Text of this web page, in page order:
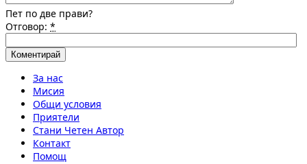
Пет по две прави?
Отговор: *
За нас
Мисия
Общи условия
Приятели
Стани Четен Автор
Контакт
Помощ